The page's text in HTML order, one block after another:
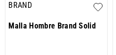
BRAND
Malla Hombre Brand Solid